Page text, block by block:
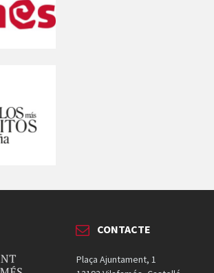
CONTACTE
Plaça Ajuntament, 1